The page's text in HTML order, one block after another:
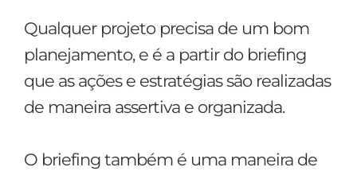
Qualquer projeto precisa de um bom
planejamento, e é a partir do briefing
que as ações e estratégias são realizadas
de maneira assertiva e organizada.
O briefing também é uma maneira de